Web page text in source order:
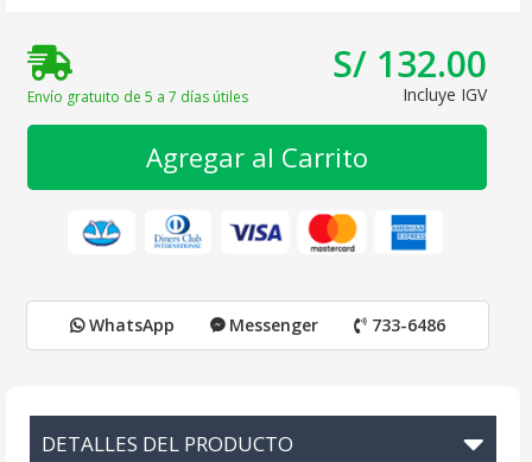
Envío gratuito de 5 a 7 días útiles
S/ 132.00
Incluye IGV
Agregar al Carrito
WhatsApp Messenger 733-6486
DETALLES DEL PRODUCTO